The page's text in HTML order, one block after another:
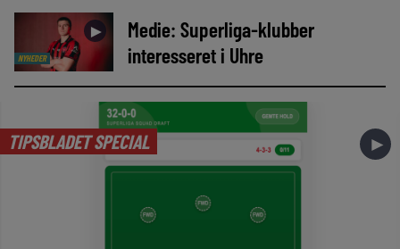
NYHEDER
►
Medie: Superliga-klubber
interesseret i Uhre
TIPSBLADET SPECIAL ►